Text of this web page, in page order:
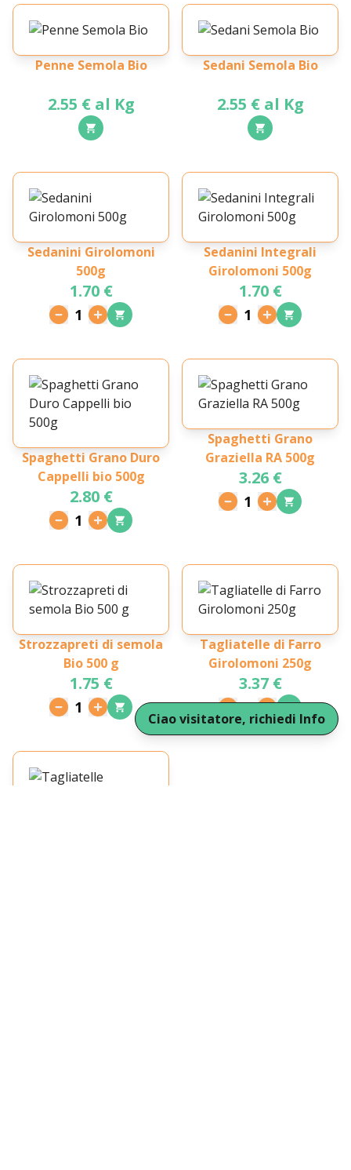
Penne Semola Bio
2.55 € al Kg
Sedani Semola Bio
2.55 € al Kg
Sedanini Girolomoni
500g
1.70 €
1
Sedanini Integrali
Girolomoni 500g
1.70 €
1
Spaghetti Grano Duro
Cappelli bio 500g
2.80 €
1
Spaghetti Grano
Graziella RA 500g
3.26 €
1
Strozzapreti di semola
Bio 500 g
1.75 €
1
Tagliatelle di Farro
Girolomoni 250g
3.37 €
1
Ciao visitatore, richiedi Info